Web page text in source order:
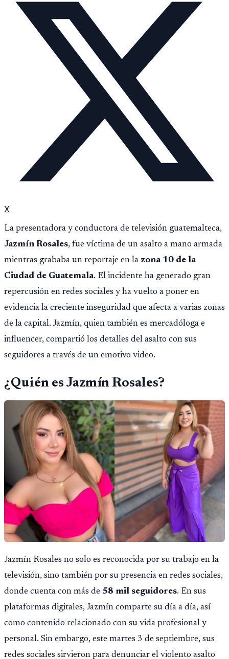
X
La presentadora y conductora de televisión guatemalteca,
Jazmín Rosales, fue víctima de un asalto a mano armada
mientras grababa un reportaje en la zona 10 de la
Ciudad de Guatemala. El incidente ha generado gran
repercusión en redes sociales y ha vuelto a poner en
evidencia la creciente inseguridad que afecta a varias zonas
de la capital. Jazmín, quien también es mercadóloga e
influencer, compartió los detalles del asalto con sus
seguidores a través de un emotivo video.
¿Quién es Jazmín Rosales?
Jazmín Rosales no solo es reconocida por su trabajo en la
televisión, sino también por su presencia en redes sociales,
donde cuenta con más de 58 mil seguidores. En sus
plataformas digitales, Jazmín comparte su día a día, así
como contenido relacionado con su vida profesional y
personal. Sin embargo, este martes 3 de septiembre, sus
redes sociales sirvieron para denunciar el violento asalto